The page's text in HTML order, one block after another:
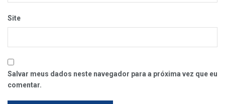
Site
Salvar meus dados neste navegador para a próxima vez que eu
comentar.